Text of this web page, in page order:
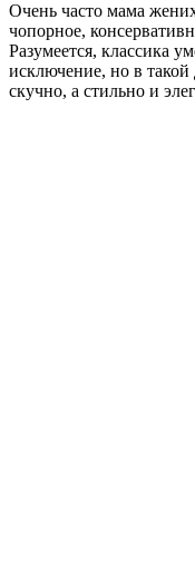
Очень часто мама
чопорное,
Разумеется, классика
исключение, но в такой
скучно, а стильно и